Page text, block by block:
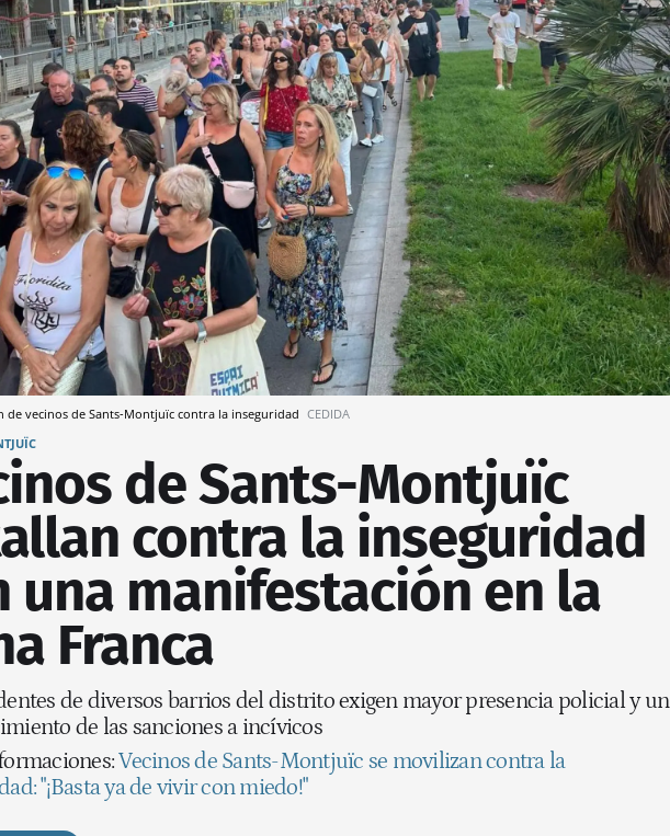
de vecinos de Sants-Montjuïc contra la inseguridad CEDIDA
de Sants-Montjuïc
contra la inseguridad
una manifestación en la
Franca
de diversos barrios del distrito exigen mayor presencia policial y un
de las sanciones a incívicos
Vecinos de Sants-Montjuïc se movilizan contra la
"¡Basta ya de vivir con miedo!"